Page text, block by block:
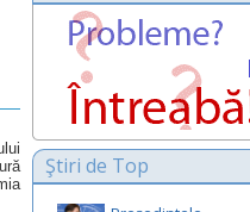
Ştiri de Top